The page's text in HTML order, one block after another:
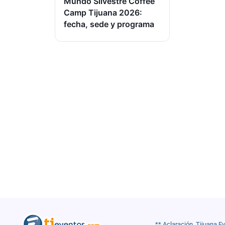
Camp Tijuana 2026:
fecha, sede y programa